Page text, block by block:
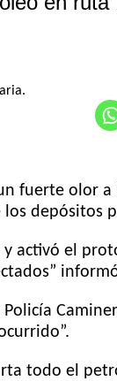
fuerte olor
depósitos
activó el
Policía
todo el